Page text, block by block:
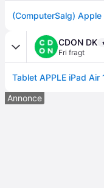
CDON DK
Fri fragt
Annonce